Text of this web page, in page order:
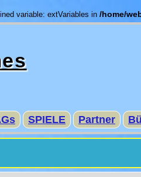
variable: extVariables in /home/
SPIELE Partner